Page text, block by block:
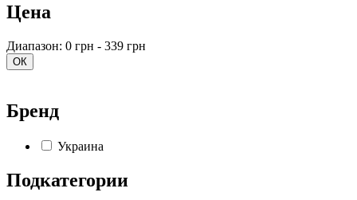
Цена
Диапазон: 0 грн - 339 грн
ОК
Бренд
Украина
Подкатегории